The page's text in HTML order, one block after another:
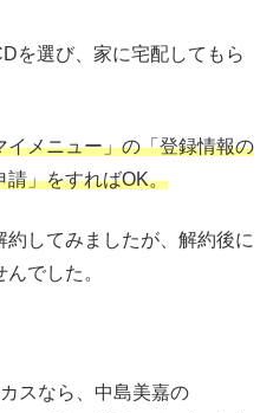
を選び、家に宅配してもら
メニュー」の「登録情報の
請」をすればOK。
してみましたが、解約後に
でした。
スなら、中島美嘉の